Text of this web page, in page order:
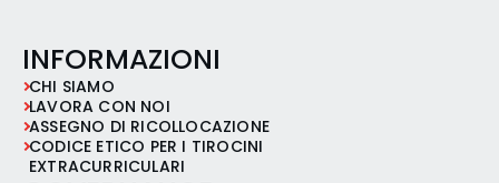
INFORMAZIONI
CHI SIAMO
LAVORA CON NOI
ASSEGNO DI RICOLLOCAZIONE
CODICE ETICO PER I TIROCINI
EXTRACURRICULARI